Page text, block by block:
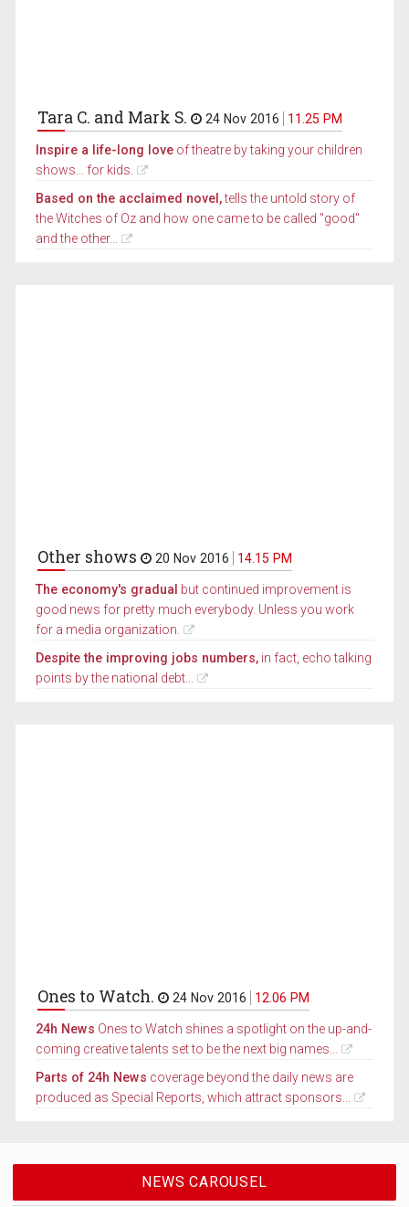
Tara C. and Mark S. 24 Nov 2016 11.25 PM
Inspire a life-long love of theatre by taking your children
shows... for kids.
Based on the acclaimed novel,tells the untold story of
the Witches of Oz and how one came to be called "good"
and the other...
Other shows 20 Nov 2016 14.15 PM
The economy's gradual but continued improvement is
good news for pretty much everybody. Unless you work
for a media organization.
Despite the improving jobs numbers, in fact, echo talking
points by the national debt...
Ones to Watch. 24 Nov 2016 12.06 PM
24h News Ones to Watch shines a spotlight on the up-and-
coming creative talents set to be the next big names...
Parts of 24h News coverage beyond the daily news are
produced as Special Reports, which attract sponsors...
NEWS CAROUSEL